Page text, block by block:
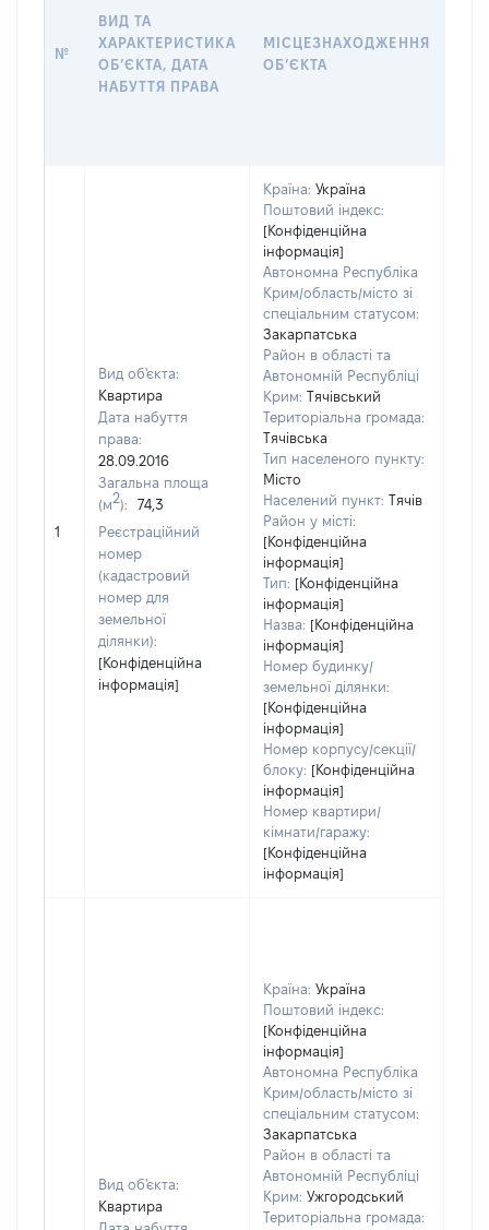
№
ВИД ТА
ХАРАКТЕРИСТИКА
ОБʼЄКТА, ДАТА
НАБУТТЯ ПРАВА
МІСЦЕЗНАХОДЖЕННЯ
ОБʼЄКТА
1
Вид об'єкта:
Квартира
Дата набуття
права:
28.09.2016
Загальна площа
(м2):
74,3
Реєстраційний
номер
(кадастровий
номер для
земельної
ділянки):
[Конфіденційна
інформація]
Країна: Україна
Поштовий індекс:
[Конфіденційна
інформація]
Автономна Республіка
Крим/область/місто зі
спеціальним статусом:
Закарпатська
Район в області та
Автономній Республіці
Крим: Тячівський
Територіальна громада:
Тячівська
Тип населеного пункту:
Місто
Населений пункт: Тячів
Район у місті:
[Конфіденційна
інформація]
Тип: [Конфіденційна
інформація]
Назва: [Конфіденційна
інформація]
Номер будинку/
земельної ділянки:
[Конфіденційна
інформація]
Номер корпусу/секції/
блоку: [Конфіденційна
інформація]
Номер квартири/
кімнати/гаражу:
[Конфіденційна
інформація]
Вид об'єкта:
Квартира
Країна: Україна
Поштовий індекс:
[Конфіденційна
інформація]
Автономна Республіка
Крим/область/місто зі
спеціальним статусом:
Закарпатська
Район в області та
Автономній Республіці
Крим: Ужгородський
Територіальна громада: